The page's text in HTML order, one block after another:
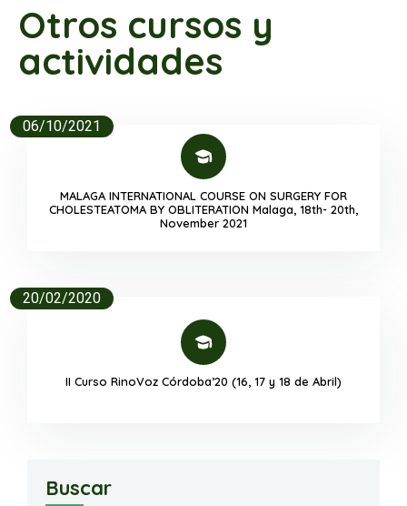
Otros cursos y
actividades
MALAGA INTERNATIONAL COURSE ON SURGERY FOR
CHOLESTEATOMA BY OBLITERATION Malaga, 18th- 20th,
November 2021
06/10/2021
II Curso RinoVoz Córdoba’20 (16, 17 y 18 de Abril)
20/02/2020
Buscar